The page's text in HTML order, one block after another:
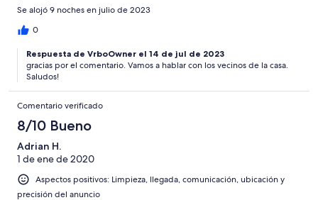
Se alojó 9 noches en julio de 2023
0
Respuesta de VrboOwner el 14 de jul de 2023
gracias por el comentario. Vamos a hablar con los vecinos de la casa.
Saludos!
Comentario verificado
8/10 Bueno
Adrian H.
1 de ene de 2020
Aspectos positivos: Limpieza, llegada, comunicación, ubicación y
precisión del anuncio